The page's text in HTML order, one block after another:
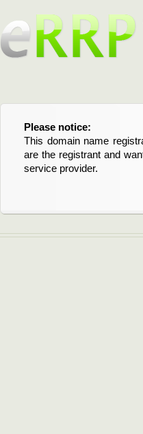
Please notice:
This domain name
are the registrant and
service provider.
Bitte beachten Sie:
Diese
Domain stehen an.
verlängern möchten,